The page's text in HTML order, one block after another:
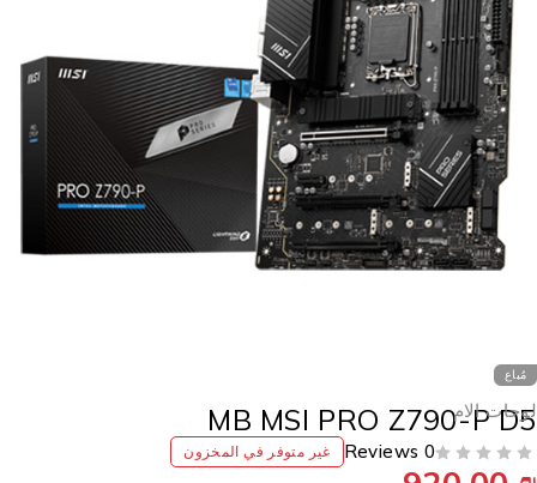
مُباع
الام
MB MSI PRO Z790-P
0 Reviews غير متوفر في المخزون